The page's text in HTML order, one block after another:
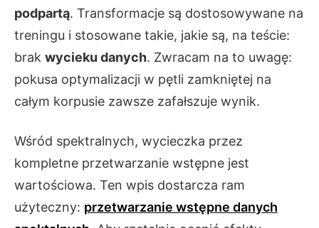
podpartą. Transformacje są dostosowywane na
treningu i stosowane takie, jakie są, na teście:
brak wycieku danych. Zwracam na to uwagę:
pokusa optymalizacji w pętli zamkniętej na
całym korpusie zawsze zafałszuje wynik.
Wśród spektralnych, wycieczka przez
kompletne przetwarzanie wstępne jest
wartościowa. Ten wpis dostarcza ram
użyteczny: przetwarzanie wstępne danych